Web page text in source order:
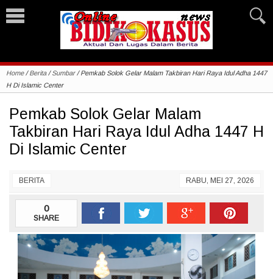
Home/Berita/Sumbar/Pemkab Solok Gelar Malam Takbiran Hari Raya Idul Adha 1447
H Di Islamic Center
Pemkab Solok Gelar Malam
Takbiran Hari Raya Idul Adha 1447 H
Di Islamic Center
BERITA RABU, MEI 27, 2026
0
SHARE